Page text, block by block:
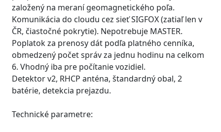
založený na meraní geomagnetického poľa.
Komunikácia do cloudu cez sieť SIGFOX (zatiaľ len v
ČR, čiastočné pokrytie). Nepotrebuje MASTER.
Poplatok za prenosy dát podľa platného cenníka,
obmedzený počet správ za jednu hodinu na celkom
6. Vhodný iba pre počítanie vozidiel.
Detektor v2, RHCP anténa, štandardný obal, 2
batérie, detekcia prejazdu.
Technické parametre: